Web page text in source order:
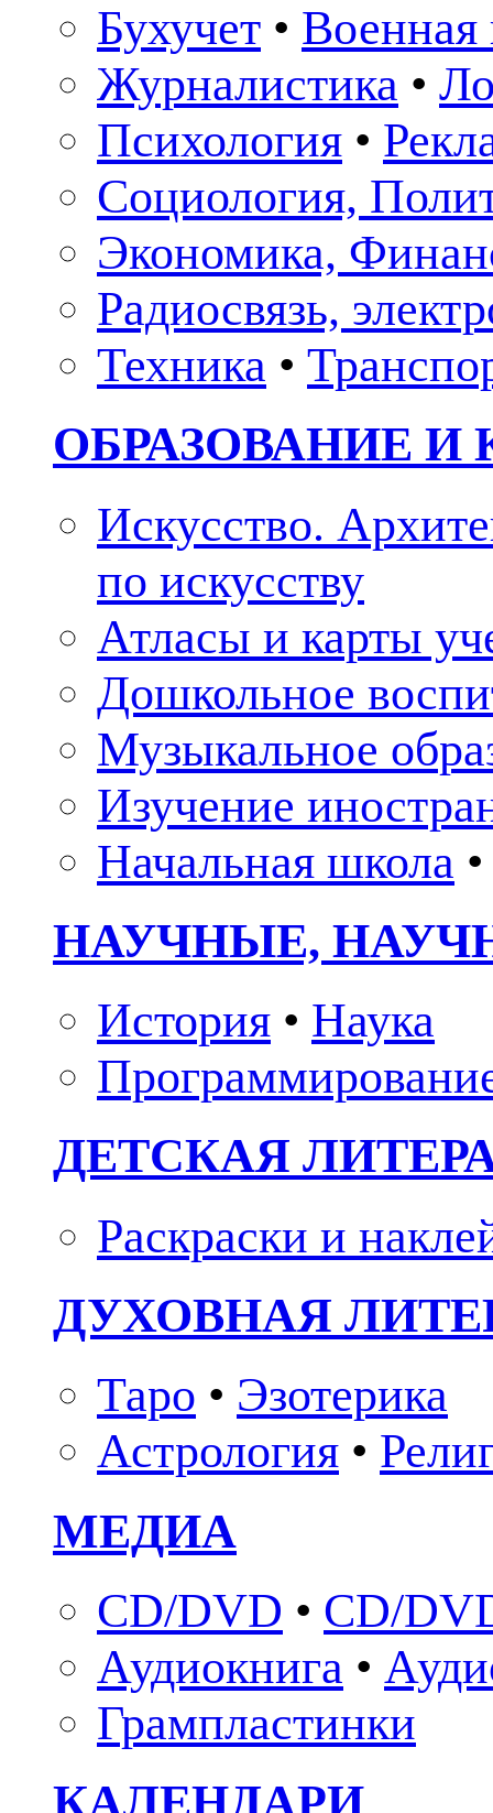
Бухучет • Военная
Журналистика •
Психология •
Социология,
Экономика,
Радиосвязь,
Техника •
ОБРАЗОВАНИЕ И
Искусство.
по искусству
Атласы и карты
Дошкольное
Музыкальное
Изучение
Начальная школа •
НАУЧНЫЕ,
История • Наука
ДЕТСКАЯ
Раскраски и
ДУХОВНАЯ
Таро • Эзотерика
Астрология •
МЕДИА
CD/DVD • CD/
Аудиокнига •
Грампластинки